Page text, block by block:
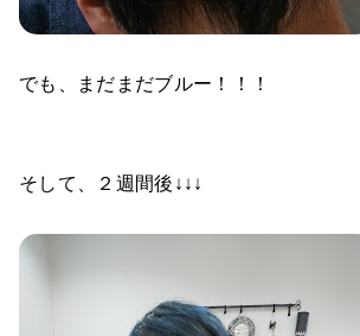
でも、まだまだブルー！！！
そして、２週間後↓↓↓